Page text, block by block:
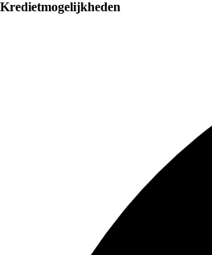
Kredietmogelijkheden